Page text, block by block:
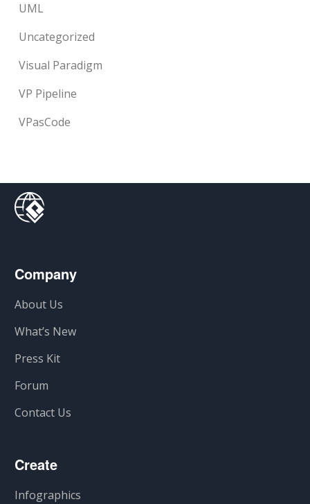
UML
Uncategorized
Visual Paradigm
VP Pipeline
VPasCode
Company
About Us
What’s New
Press Kit
Forum
Contact Us
Create
Infographics